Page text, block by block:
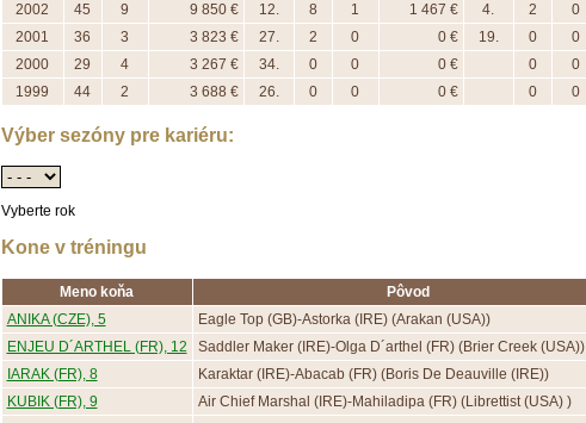
2002
45 9 9 850 € 12. 8 1 1 467 € 4. 2 0
2001
36 3 3 823 € 27. 2 0 0 € 19. 0 0
2000
29 4 3 267 € 34. 0 0 0 € 0 0
1999
44 2 3 688 € 26. 0 0 0 € 0 0
Výber sezóny pre kariéru:
Vyberte rok
Kone v tréningu
Meno koňa Pôvod
ANIKA (CZE), 5
Eagle Top (GB)-Astorka (IRE) (Arakan (USA))
ENJEU D´ARTHEL (FR), 12
Saddler Maker (IRE)-Olga D´arthel (FR) (Brier Creek (USA))
IARAK (FR), 8
Karaktar (IRE)-Abacab (FR) (Boris De Deauville (IRE))
KUBIK (FR), 9
Air Chief Marshal (IRE)-Mahiladipa (FR) (Librettist (USA) )